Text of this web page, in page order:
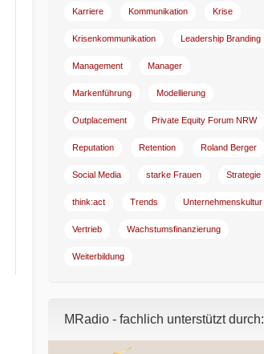
Karriere Kommunikation Krise
Krisenkommunikation Leadership Branding
Management Manager
Markenführung Modellierung
Outplacement Private Equity Forum NRW
Reputation Retention Roland Berger
Social Media starke Frauen Strategie
think:act Trends Unternehmenskultur
Vertrieb Wachstumsfinanzierung
Weiterbildung
MRadio - fachlich unterstützt durch: